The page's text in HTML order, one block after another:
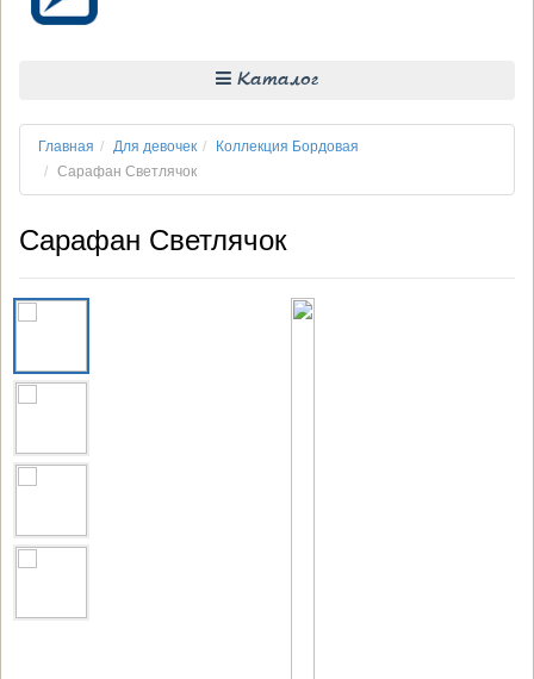
Каталог
Главная Для девочек
Коллекция Бордовая
Сарафан Светлячок
Сарафан Светлячок